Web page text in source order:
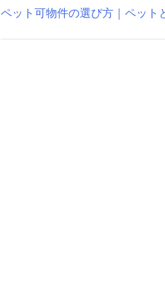
ペット可物件の選び方｜ペット